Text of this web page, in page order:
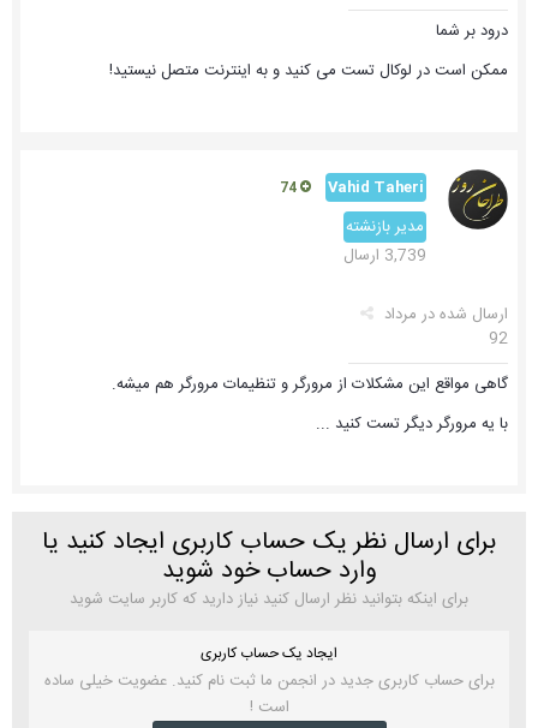
درود بر شما
ممکن است در لوکال تست می کنید و به اینترنت متصل نیستید!
Vahid Taheri
مدیر بازنشته
3,739 ارسال
ارسال شده در مرداد
92
گاهی مواقع این مشکلات از مرورگر و تنظیمات مرورگر هم میشه.
با یه مرورگر دیگر تست کنید ...
برای ارسال نظر یک حساب کاربری ایجاد کنید یا
وارد حساب خود شوید
برای اینکه بتوانید نظر ارسال کنید نیاز دارید که کاربر سایت شوید
ایجاد یک حساب کاربری
برای حساب کاربری جدید در انجمن ما ثبت نام کنید. عضویت خیلی ساده
است !